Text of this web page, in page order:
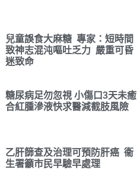
兒童誤食大麻糖 專家：短時間
致神志混沌嘔吐乏力 嚴重可昏
迷致命
糖尿病足勿忽視 小傷口3天未癒
合紅腫滲液快求醫減截肢風險
乙肝篩查及治理可預防肝癌 衞
生署籲市民早驗早處理